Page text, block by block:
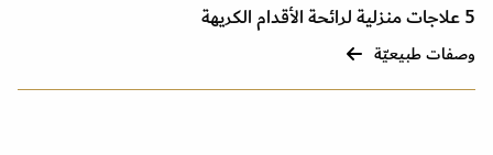
5 علاجات منزلية لرائحة الأقدام الكريهة
وصفات طبيعيّة